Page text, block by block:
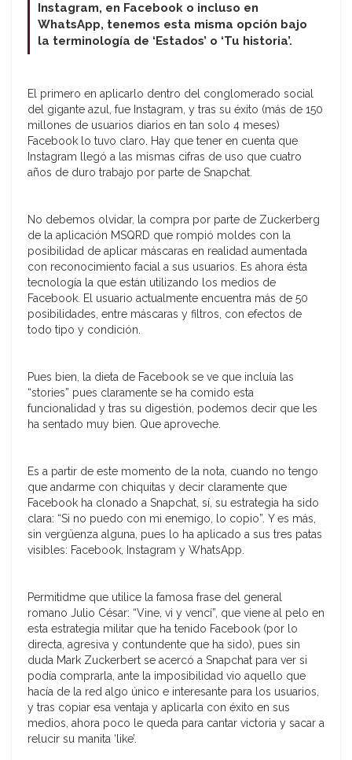
Instagram, en Facebook o incluso en
WhatsApp, tenemos esta misma opción bajo
la terminología de ‘Estados’ o ‘Tu historia’.
El primero en aplicarlo dentro del conglomerado social
del gigante azul, fue Instagram, y tras su éxito (más de 150
millones de usuarios diarios en tan solo 4 meses)
Facebook lo tuvo claro. Hay que tener en cuenta que
Instagram llegó a las mismas cifras de uso que cuatro
años de duro trabajo por parte de Snapchat.
No debemos olvidar, la compra por parte de Zuckerberg
de la aplicación MSQRD que rompió moldes con la
posibilidad de aplicar máscaras en realidad aumentada
con reconocimiento facial a sus usuarios. Es ahora ésta
tecnología la que están utilizando los medios de
Facebook. El usuario actualmente encuentra más de 50
posibilidades, entre máscaras y filtros, con efectos de
todo tipo y condición.
Pues bien, la dieta de Facebook se ve que incluía las
“stories” pues claramente se ha comido esta
funcionalidad y tras su digestión, podemos decir que les
ha sentado muy bien. Que aproveche.
Es a partir de este momento de la nota, cuando no tengo
que andarme con chiquitas y decir claramente que
Facebook ha clonado a Snapchat, sí, su estrategia ha sido
clara: “Si no puedo con mi enemigo, lo copio”. Y es más,
sin vergüenza alguna, pues lo ha aplicado a sus tres patas
visibles: Facebook, Instagram y WhatsApp.
Permitidme que utilice la famosa frase del general
romano Julio César: “Vine, vi y vencí”, que viene al pelo en
esta estrategia militar que ha tenido Facebook (por lo
directa, agresiva y contundente que ha sido), pues sin
duda Mark Zuckerbert se acercó a Snapchat para ver si
podía comprarla, ante la imposibilidad vio aquello que
hacía de la red algo único e interesante para los usuarios,
y tras copiar esa ventaja y aplicarla con éxito en sus
medios, ahora poco le queda para cantar victoria y sacar a
relucir su manita ‘like’.